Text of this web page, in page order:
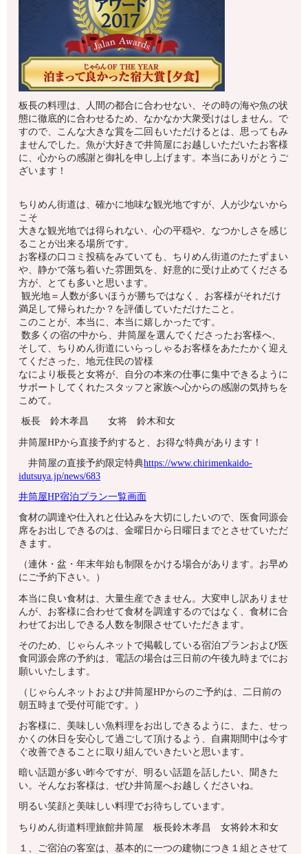
板長の料理は、人間の都合に合わせない、その時の海や魚の状
態に徹底的に合わせるため、なかなか大衆受けはしません。で
すので、こんな大きな賞を二回もいただけるとは、思ってもみ
ませんでした。魚が大好きで井筒屋にお越しいただいたお客様
に、心からの感謝と御礼を申し上げます。本当にありがとうご
ざいます！
ちりめん街道は、確かに地味な観光地ですが、人が少ないから
こそ
大きな観光地では得られない、心の平穏や、なつかしさを感じ
ることが出来る場所です。
お客様の口コミ投稿をみていても、ちりめん街道のたたずまい
や、静かで落ち着いた雰囲気を、好意的に受け止めてくださる
方が、とても多いと思います。
観光地＝人数が多いほうが勝ちではなく、お客様がそれだけ
満足して帰られたか？を評価していただけたこと。
このことが、本当に、本当に嬉しかったです。
数多くの宿の中から、井筒屋を選んでくださったお客様へ、
そして、ちりめん街道にいらっしゃるお客様をあたたかく迎え
てくださった、地元住民の皆様
なにより板長と女将が、自分の本来の仕事に集中できるように
サポートしてくれたスタッフと家族へ心からの感謝の気持ちを
こめて。
板長 鈴木孝昌 女将 鈴木和女
井筒屋HPから直接予約すると、お得な特典があります！
井筒屋の直接予約限定特典https://www.chirimenkaido-
idutsuya.jp/news/683
井筒屋HP宿泊プラン一覧画面
食材の調達や仕入れと仕込みを大切にしたいので、医食同源会
席をお出しできるのは、金曜日から日曜日までとさせていただ
きます。
（連休・盆・年末年始も制限をかける場合があります。お早め
にご予約下さい。）
本当に良い食材は、大量生産できません。大変申し訳ありませ
んが、お客様に合わせて食材を調達するのではなく、食材に合
わせてお出しできる人数を制限させていただきます。
そのため、じゃらんネットで掲載している宿泊プランおよび医
食同源会席の予約は、電話の場合は三日前の午後九時までにお
願いいたします。
（じゃらんネットおよび井筒屋HPからのご予約は、二日前の
朝五時まで受付可能です。）
お客様に、美味しい魚料理をお出しできるように、また、せっ
かくの休日を安心して過ごして頂けるよう、自粛期間中は今す
ぐ改善できることに取り組んでいきたいと思います。
暗い話題が多い昨今ですが、明るい話題を話したい、聞きた
い。そんなお客様は、ぜひ井筒屋へお越しくださいね。
明るい笑顔と美味しい料理でお待ちしています。
ちりめん街道料理旅館井筒屋 板長鈴木孝昌 女将鈴木和女
１、ご宿泊の客室は、基本的に一つの建物につき１組とさせて